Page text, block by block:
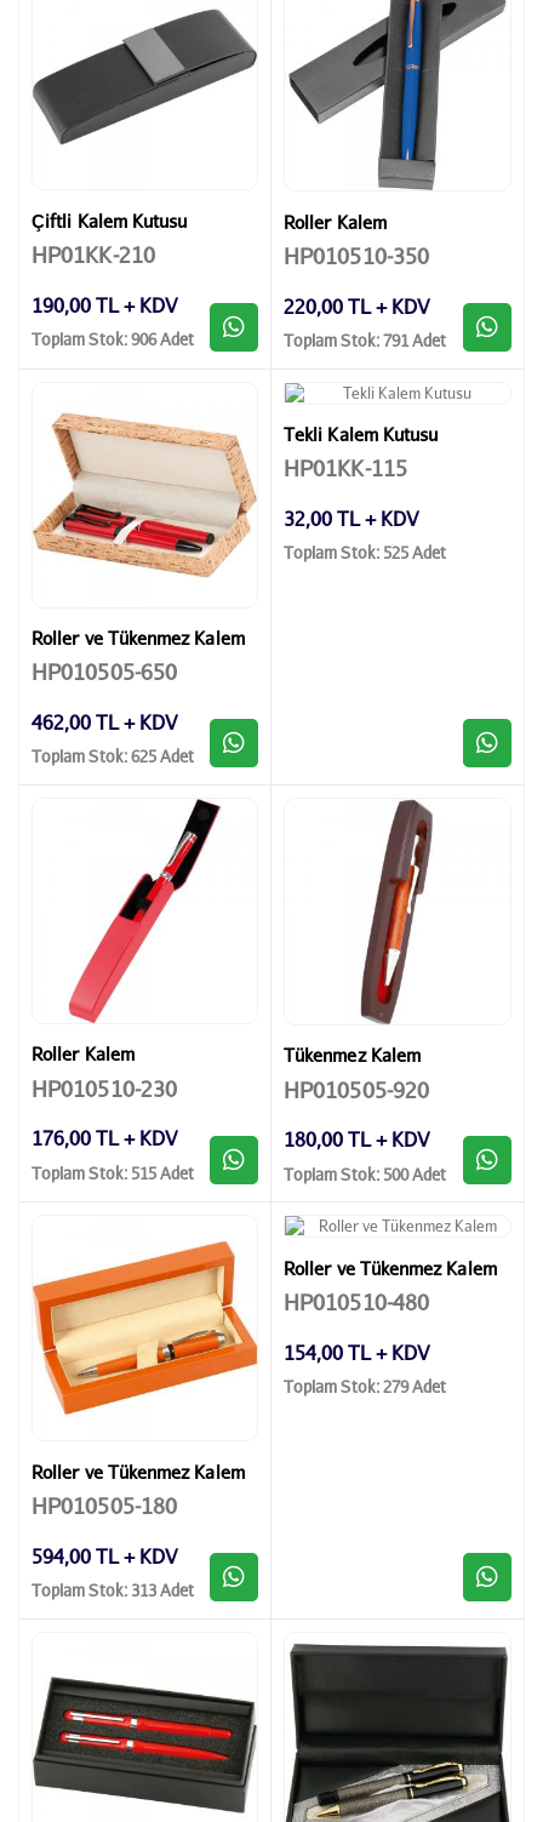
Çiftli Kalem Kutusu
HP01KK-210
190,00 TL + KDV
Toplam Stok: 906 Adet
Roller Kalem
HP010510-350
220,00 TL + KDV
Toplam Stok: 791 Adet
Roller ve Tükenmez Kalem
HP010505-650
462,00 TL + KDV
Toplam Stok: 625 Adet
Tekli Kalem Kutusu
HP01KK-115
32,00 TL + KDV
Toplam Stok: 525 Adet
Roller Kalem
HP010510-230
176,00 TL + KDV
Toplam Stok: 515 Adet
Tükenmez Kalem
HP010505-920
180,00 TL + KDV
Toplam Stok: 500 Adet
Roller ve Tükenmez Kalem
HP010505-180
594,00 TL + KDV
Toplam Stok: 313 Adet
Roller ve Tükenmez Kalem
HP010510-480
154,00 TL + KDV
Toplam Stok: 279 Adet